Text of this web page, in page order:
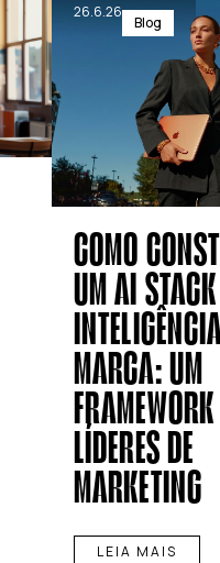
26.6.26
Blog
COMO
UM AI
MARCA: UM
LÍDERES DE
MARKETING
LEIA MAIS